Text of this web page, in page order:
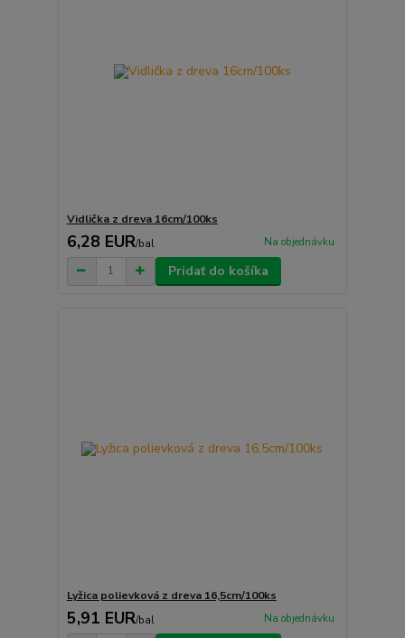
Vidlička z dreva 16cm/100ks
6,28 EUR/bal Na objednávku
Pridať do košíka
Lyžica polievková z dreva 16,5cm/100ks
5,91 EUR/bal Na objednávku